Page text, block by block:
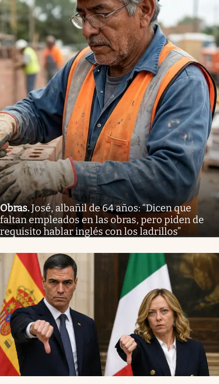
Obras.José, albañil de 64 años: “Dicen que
faltan empleados en las obras, pero piden de
requisito hablar inglés con los ladrillos”